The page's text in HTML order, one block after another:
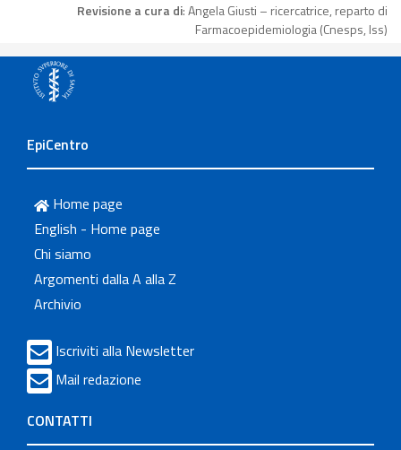
Revisione a cura di: Angela Giusti – ricercatrice, reparto di
Farmacoepidemiologia (Cnesps, Iss)
EpiCentro
Home page
English - Home page
Chi siamo
Argomenti dalla A alla Z
Archivio
Iscriviti alla Newsletter
Mail redazione
CONTATTI